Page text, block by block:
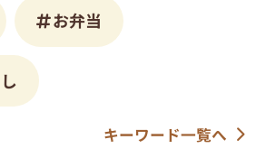
お弁当
キーワード一覧へ